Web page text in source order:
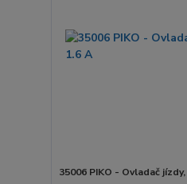
35006 PIKO - Ovladač